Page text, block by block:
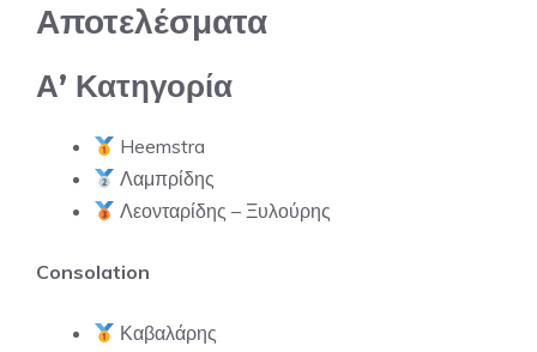
Αποτελέσματα
Α’ Κατηγορία
Heemstra
Λαμπρίδης
Λεονταρίδης – Ξυλούρης
Consolation
Καβαλάρης